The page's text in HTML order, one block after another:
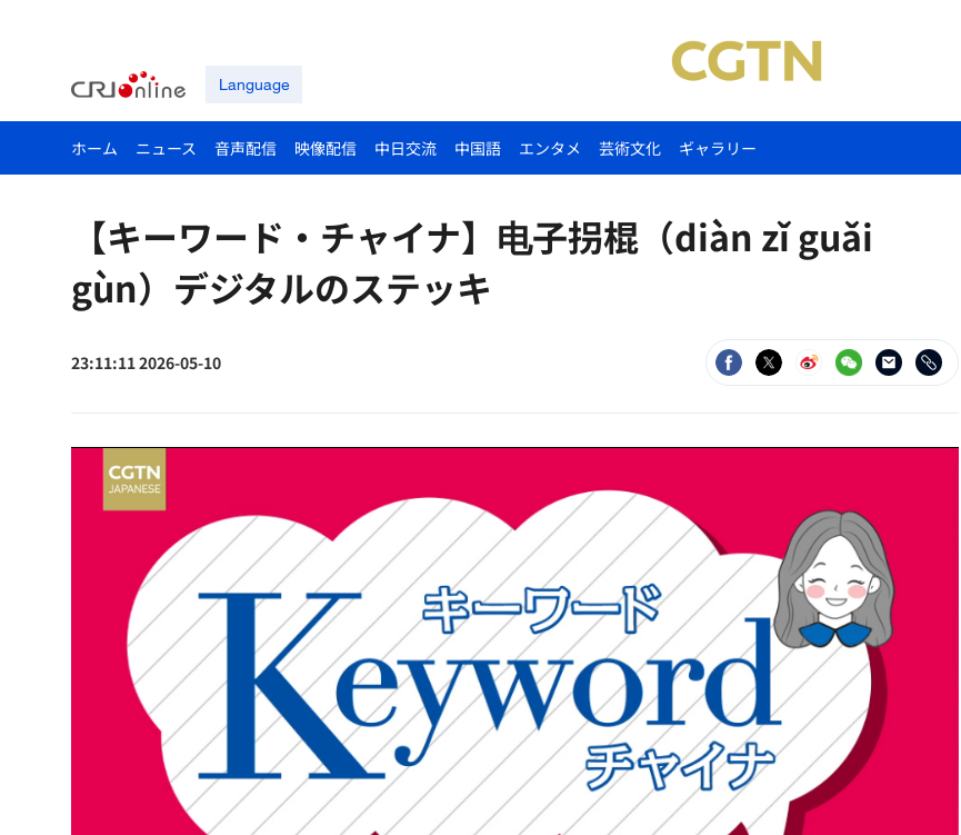
Language
ホーム ニュース 音声配信 映像配信 中日交流 中国語 エンタメ 芸術文化 ギャラリー
【キーワード・チャイナ】电子拐棍（diàn zǐ‌ guǎi
gùn）デジタルのステッキ
23:11:11 2026-05-10